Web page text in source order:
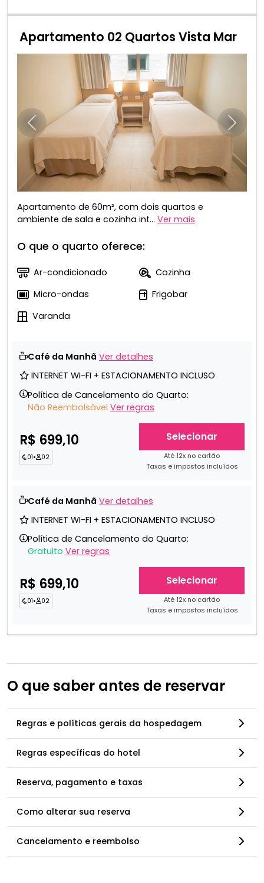
Apartamento 02 Quartos Vista Mar
Anterior
Apartamento de 60m², com dois quartos e
ambiente de sala e cozinha int... Ver mais
O que o quarto oferece:
Ar-condicionado
Cozinha
Micro-ondas
Frigobar
Varanda
Café da Manhã Ver detalhes
INTERNET WI-FI + ESTACIONAMENTO INCLUSO
Política de Cancelamento do Quarto:
Não Reembolsável Ver regras
R$ 699,10
01• 02
Selecionar
Até 12x no cartão
Taxas e impostos incluídos
Café da Manhã Ver detalhes
INTERNET WI-FI + ESTACIONAMENTO INCLUSO
Política de Cancelamento do Quarto:
Gratuito Ver regras
R$ 699,10
01• 02
Selecionar
Até 12x no cartão
Taxas e impostos incluídos
O que saber antes de reservar
Regras e políticas gerais da hospedagem
Regras específicas do hotel
Reserva, pagamento e taxas
Como alterar sua reserva
Cancelamento e reembolso